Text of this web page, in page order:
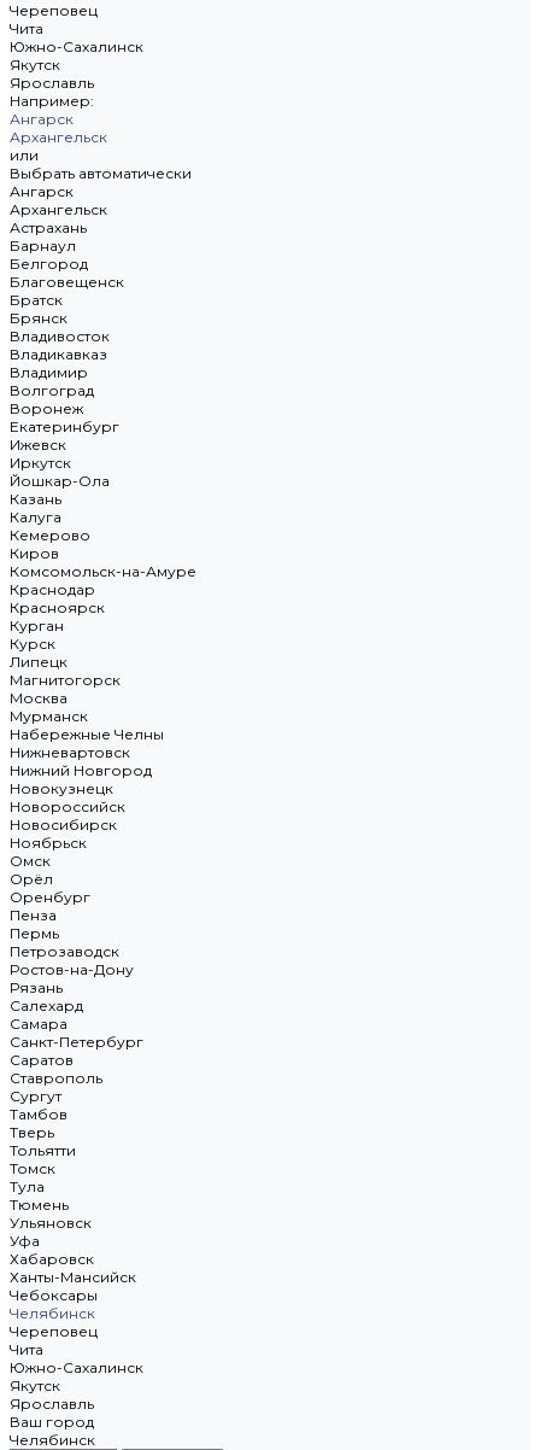
Череповец
Чита
Южно-Сахалинск
Якутск
Ярославль
Например:
Ангарск
Архангельск
или
Выбрать автоматически
Ангарск
Архангельск
Астрахань
Барнаул
Белгород
Благовещенск
Братск
Брянск
Владивосток
Владикавказ
Владимир
Волгоград
Воронеж
Екатеринбург
Ижевск
Иркутск
Йошкар-Ола
Казань
Калуга
Кемерово
Киров
Комсомольск-на-Амуре
Краснодар
Красноярск
Курган
Курск
Липецк
Магнитогорск
Москва
Мурманск
Набережные Челны
Нижневартовск
Нижний Новгород
Новокузнецк
Новороссийск
Новосибирск
Ноябрьск
Омск
Орёл
Оренбург
Пенза
Пермь
Петрозаводск
Ростов-на-Дону
Рязань
Салехард
Самара
Санкт-Петербург
Саратов
Ставрополь
Сургут
Тамбов
Тверь
Тольятти
Томск
Тула
Тюмень
Ульяновск
Уфа
Хабаровск
Ханты-Мансийск
Чебоксары
Челябинск
Череповец
Чита
Южно-Сахалинск
Якутск
Ярославль
Ваш город
Челябинск